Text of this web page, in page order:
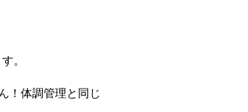
。
！体調管理と同じ